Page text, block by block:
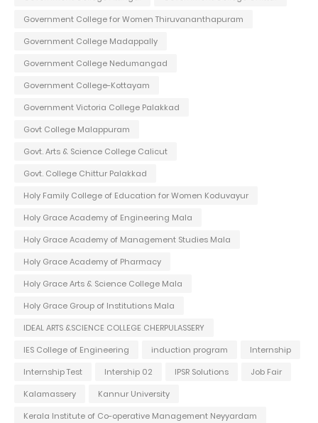
Government College for Women Thiruvananthapuram
Government College Madappally
Government College Nedumangad
Government College-Kottayam
Government Victoria College Palakkad
Govt College Malappuram
Govt. Arts & Science College Calicut
Govt. College Chittur Palakkad
Holy Family College of Education for Women Koduvayur
Holy Grace Academy of Engineering Mala
Holy Grace Academy of Management Studies Mala
Holy Grace Academy of Pharmacy
Holy Grace Arts & Science College Mala
Holy Grace Group of Institutions Mala
IDEAL ARTS &SCIENCE COLLEGE CHERPULASSERY
IES College of Engineering
induction program
Internship
Internship Test
Intership 02 IPSR Solutions
Job Fair
Kalamassery
Kannur University
Kerala Institute of Co-operative Management Neyyardam